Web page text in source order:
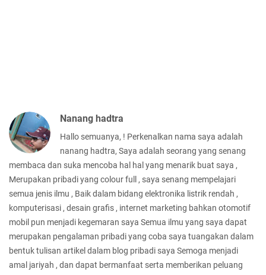
Nanang hadtra
Hallo semuanya, ! Perkenalkan nama saya adalah
nanang hadtra, Saya adalah seorang yang senang
membaca dan suka mencoba hal hal yang menarik buat saya ,
Merupakan pribadi yang colour full , saya senang mempelajari
semua jenis ilmu , Baik dalam bidang elektronika listrik rendah ,
komputerisasi , desain grafis , internet marketing bahkan otomotif
mobil pun menjadi kegemaran saya Semua ilmu yang saya dapat
merupakan pengalaman pribadi yang coba saya tuangakan dalam
bentuk tulisan artikel dalam blog pribadi saya Semoga menjadi
amal jariyah , dan dapat bermanfaat serta memberikan peluang